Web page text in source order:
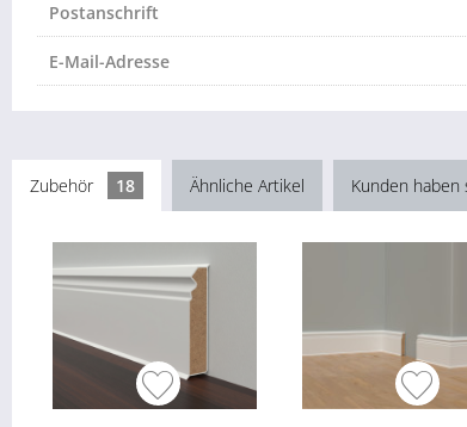
Postanschrift
E-Mail-Adresse
Zubehör 18 Ähnliche Artikel Kunden haben